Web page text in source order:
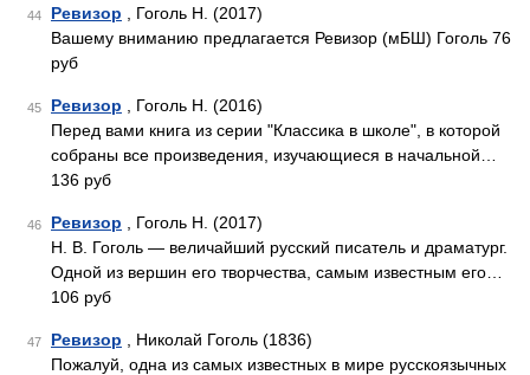
44 Ревизор , Гоголь Н. (2017)
Вашему вниманию предлагается Ревизор (мБШ) Гоголь 76
руб
45 Ревизор , Гоголь Н. (2016)
Перед вами книга из серии "Классика в школе", в которой
собраны все произведения, изучающиеся в начальной…
136 руб
46 Ревизор , Гоголь Н. (2017)
Н. В. Гоголь — величайший русский писатель и драматург.
Одной из вершин его творчества, самым известным его…
106 руб
47 Ревизор , Николай Гоголь (1836)
Пожалуй, одна из самых известных в мире русскоязычных